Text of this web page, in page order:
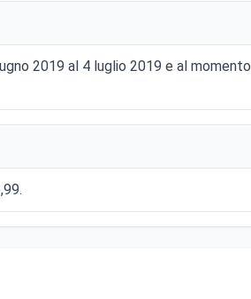
2019 al 4 luglio 2019 e al momento